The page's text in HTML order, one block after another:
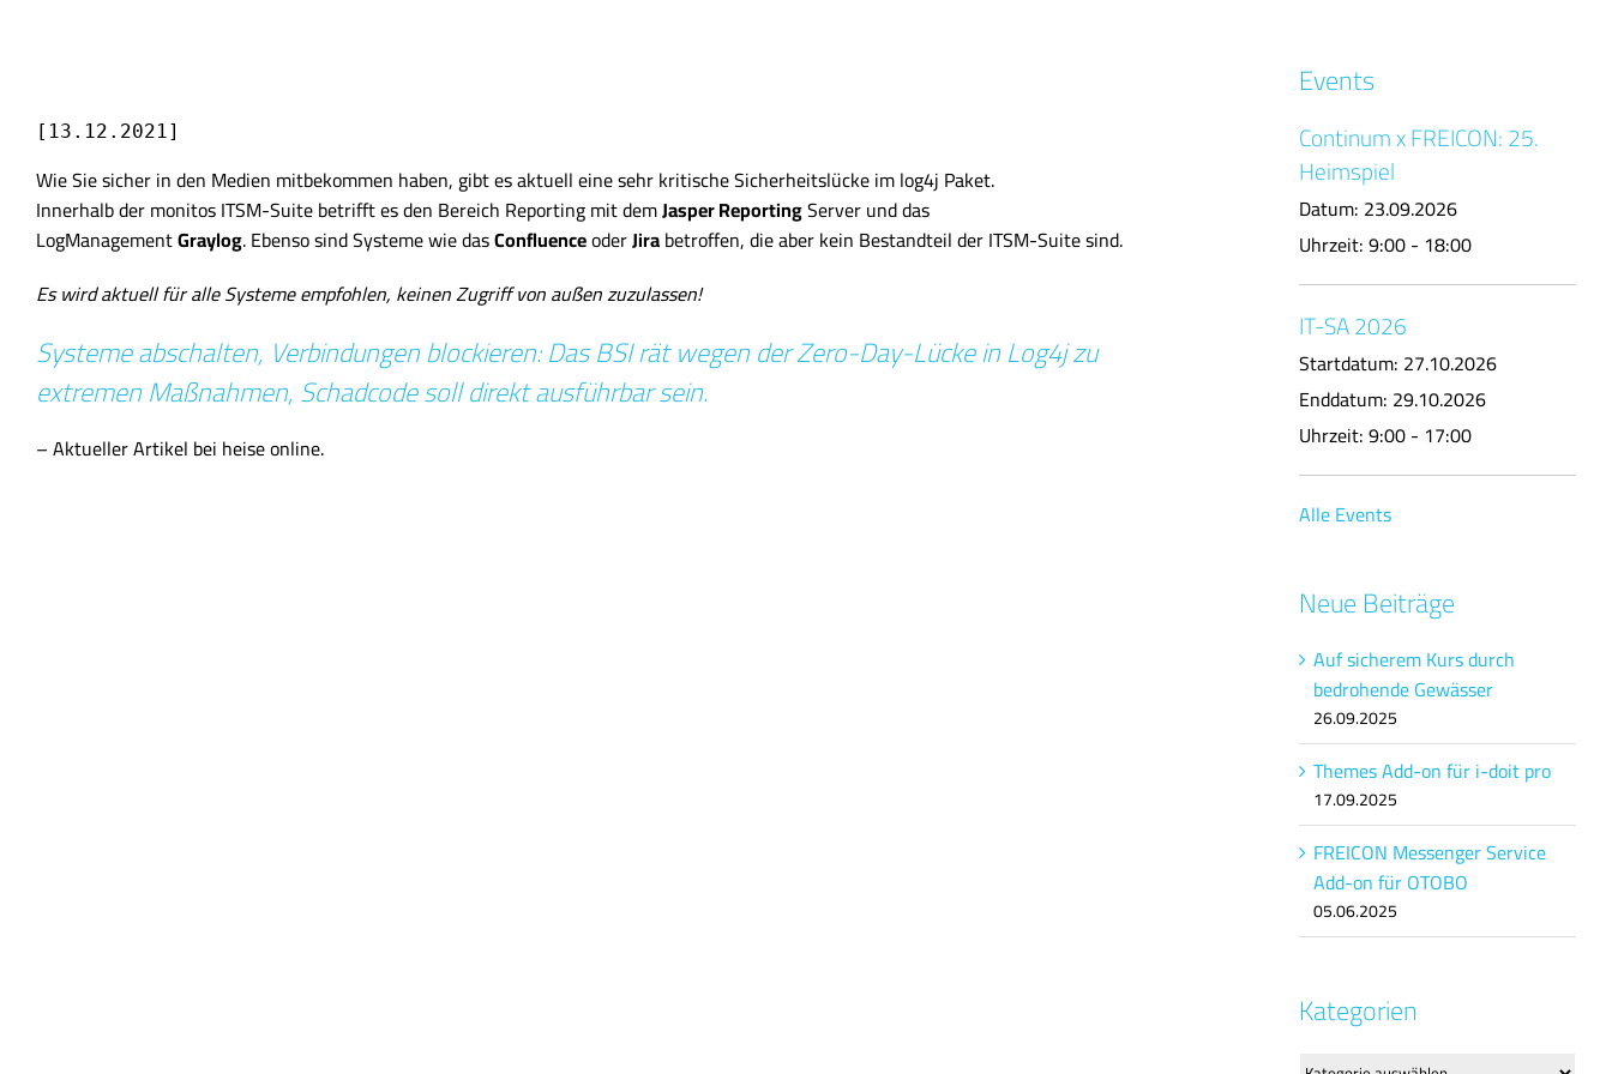
[13.12.2021]
Wie Sie sicher in den Medien mitbekommen haben, gibt es aktuell eine sehr kritische Sicherheitslücke im log4j Paket.
Innerhalb der monitos ITSM-Suite betrifft es den Bereich Reporting mit demJasper ReportingServer und das
LogManagementGraylog. Ebenso sind Systeme wie dasConfluenceoderJirabetroffen, die aber kein Bestandteil der ITSM-Suite sind.
Es wird aktuell für alle Systeme empfohlen, keinen Zugriff von außen zuzulassen!
Systeme abschalten, Verbindungen blockieren: Das BSI rät wegen der Zero-Day-Lücke in Log4j zu
extremen Maßnahmen, Schadcode soll direkt ausführbar sein.
– Aktueller Artikel bei heise online.
Events
Continum x FREICON: 25.
Heimspiel
Datum: 23.09.2026
Uhrzeit:9:00 - 18:00
IT-SA 2026
Startdatum: 27.10.2026
Enddatum: 29.10.2026
Uhrzeit:9:00 - 17:00
Alle Events
Neue Beiträge
Auf sicherem Kurs durch
bedrohende Gewässer
26.09.2025
Themes Add-on für i-doit pro
17.09.2025
FREICON Messenger Service
Add-on für OTOBO
05.06.2025
Kategorien
Kategorien